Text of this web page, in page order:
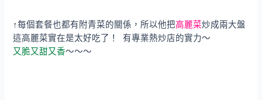
↑每個套餐也都有附青菜的關係，所以他把高麗菜炒成兩大盤
這高麗菜實在是太好吃了！ 有專業熱炒店的實力～
又脆又甜又香～～～